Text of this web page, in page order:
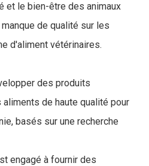
et le bien-être des animaux
de qualité sur les
d'aliment vétérinaires.
des produits
de haute qualité pour
basés sur une recherche
engagé à fournir des